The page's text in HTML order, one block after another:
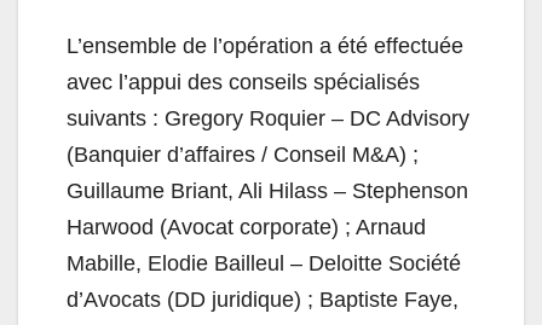
L’ensemble de l’opération a été effectuée
avec l’appui des conseils spécialisés
suivants : Gregory Roquier – DC Advisory
(Banquier d’affaires / Conseil M&A) ;
Guillaume Briant, Ali Hilass – Stephenson
Harwood (Avocat corporate) ; Arnaud
Mabille, Elodie Bailleul – Deloitte Société
d’Avocats (DD juridique) ; Baptiste Faye,